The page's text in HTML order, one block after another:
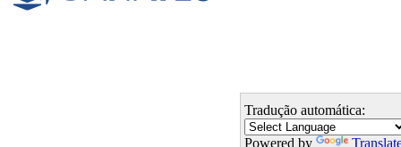
Tradução automática:
Powered by